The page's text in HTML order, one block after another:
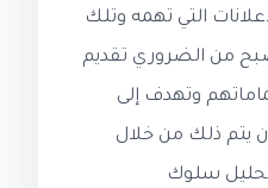
التي تهمه وتلك
يصبح من الضروري تقديم
وتهدف إلى
يتم ذلك من خلال
سلوك